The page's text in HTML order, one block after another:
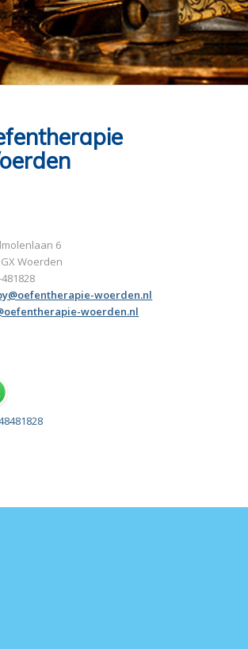
6
Woerden
woerden.nl
woerden.nl